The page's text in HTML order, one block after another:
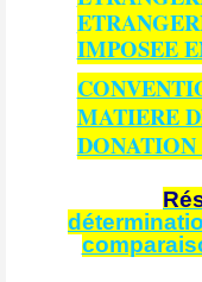
IMPOSEE
MATIERE